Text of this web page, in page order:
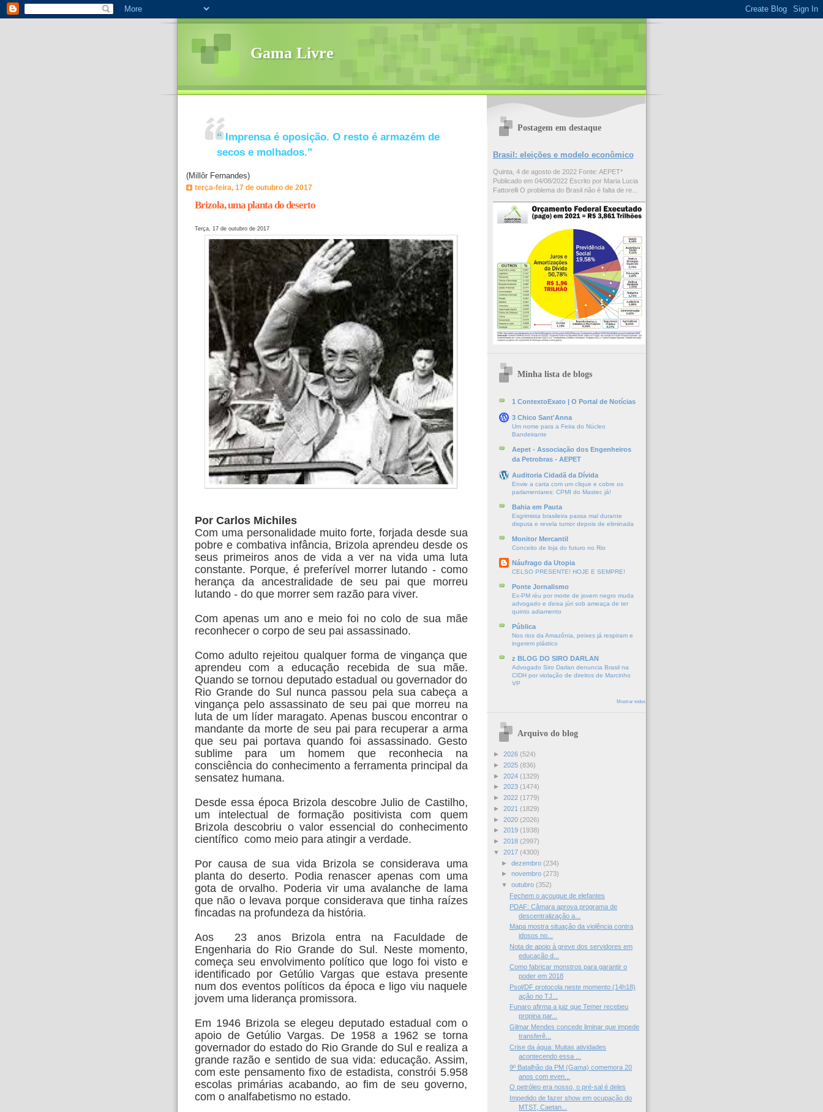
Gama Livre
“ Imprensa é oposição. O resto é armazém de
secos e molhados."
(Millôr Fernandes)
terça-feira, 17 de outubro de 2017
Brizola, uma planta do deserto
Terça, 17 de outubro de 2017
Por Carlos Michiles
Com uma personalidade muito forte, forjada desde sua
pobre e combativa infância, Brizola aprendeu desde os
seus primeiros anos de vida a ver na vida uma luta
constante. Porque, é preferível morrer lutando - como
herança da ancestralidade de seu pai que morreu
lutando - do que morrer sem razão para viver.
Com apenas um ano e meio foi no colo de sua mãe
reconhecer o corpo de seu pai assassinado.
Como adulto rejeitou qualquer forma de vingança que
aprendeu com a educação recebida de sua mãe.
Quando se tornou deputado estadual ou governador do
Rio Grande do Sul nunca passou pela sua cabeça a
vingança pelo assassinato de seu pai que morreu na
luta de um líder maragato. Apenas buscou encontrar o
mandante da morte de seu pai para recuperar a arma
que seu pai portava quando foi assassinado. Gesto
sublime para um homem que reconhecia na
consciência do conhecimento a ferramenta principal da
sensatez humana.
Desde essa época Brizola descobre Julio de Castilho,
um intelectual de formação positivista com quem
Brizola descobriu o valor essencial do conhecimento
científico como meio para atingir a verdade.
Por causa de sua vida Brizola se considerava uma
planta do deserto. Podia renascer apenas com uma
gota de orvalho. Poderia vir uma avalanche de lama
que não o levava porque considerava que tinha raízes
fincadas na profundeza da história.
Aos 23 anos Brizola entra na Faculdade de
Engenharia do Rio Grande do Sul. Neste momento,
começa seu envolvimento político que logo foi visto e
identificado por Getúlio Vargas que estava presente
num dos eventos políticos da época e ligo viu naquele
jovem uma liderança promissora.
Em 1946 Brizola se elegeu deputado estadual com o
apoio de Getúlio Vargas. De 1958 a 1962 se torna
governador do estado do Rio Grande do Sul e realiza a
grande razão e sentido de sua vida: educação. Assim,
com este pensamento fixo de estadista, constrói 5.958
escolas primárias acabando, ao fim de seu governo,
com o analfabetismo no estado.
Postagem em destaque
Brasil: eleições e modelo econômico
Quinta, 4 de agosto de 2022 Fonte: AEPET*
Publicado em 04/08/2022 Escrito por Maria Lucia
Fattorelli O problema do Brasil não é falta de re...
Minha lista de blogs
1 ContextoExato | O Portal de Notícias
3 Chico Sant'Anna
Um nome para a Feira do Núcleo
Bandeirante
Aepet - Associação dos Engenheiros
da Petrobras - AEPET
Auditoria Cidadã da Dívida
Envie a carta com um clique e cobre os
parlamentares: CPMI do Master, já!
Bahia em Pauta
Esgrimista brasileira passa mal durante
disputa e revela tumor depois de eliminada
Monitor Mercantil
Conceito de loja do futuro no Rio
Náufrago da Utopia
CELSO PRESENTE! HOJE E SEMPRE!
Ponte Jornalismo
Ex-PM réu por morte de jovem negro muda
advogado e deixa júri sob ameaça de ter
quinto adiamento
Pública
Nos rios da Amazônia, peixes já respiram e
ingerem plástico
z BLOG DO SIRO DARLAN
Advogado Siro Darlan denuncia Brasil na
CIDH por violação de direitos de Marcinho
VP
Mostrar todos
Arquivo do blog
► 2026 (524)
► 2025 (836)
► 2024 (1329)
► 2023 (1474)
► 2022 (1779)
► 2021 (1829)
► 2020 (2026)
► 2019 (1938)
► 2018 (2997)
▼ 2017 (4300)
► dezembro (234)
► novembro (273)
▼ outubro (352)
Fechem o açougue de elefantes
PDAF: Câmara aprova programa de
descentralização a...
Mapa mostra situação da violência contra
idosos no...
Nota de apoio à greve dos servidores em
educação d...
Como fabricar monstros para garantir o
poder em 2018
Psol/DF protocola neste momento (14h18)
ação no TJ...
Funaro afirma a juiz que Temer recebeu
propina par...
Gilmar Mendes concede liminar que impede
transferê...
Crise da água: Muitas atividades
acontecendo essa ...
9º Batalhão da PM (Gama) comemora 20
anos com even...
O petróleo era nosso, o pré-sal é deles
Impedido de fazer show em ocupação do
MTST, Caetan...